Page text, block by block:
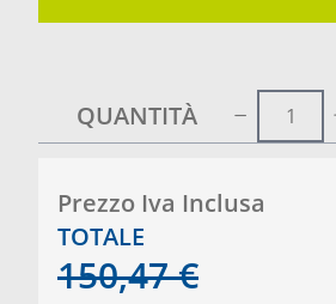
QUANTITÀ
Prezzo Iva Inclusa
TOTALE
150,47 €